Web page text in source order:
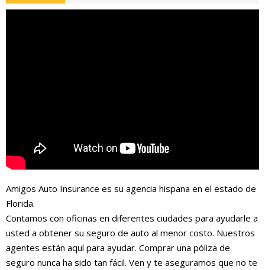
Amigos Auto Insurance es su agencia hispana en el estado de
Florida.
Contamos con oficinas en diferentes ciudades para ayudarle a
usted a obtener su seguro de auto al menor costo. Nuestros
agentes están aquí para ayudar. Comprar una póliza de
seguro nunca ha sido tan fácil. Ven y te aseguramos que no te